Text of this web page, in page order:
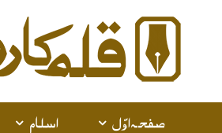
صفحہ اوّل اسلام